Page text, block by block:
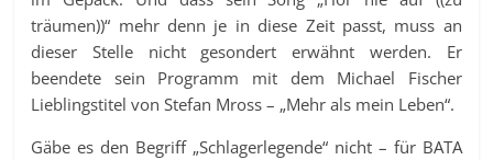
träumen))“ mehr denn je in diese Zeit passt, muss an
dieser Stelle nicht gesondert erwähnt werden. Er
beendete sein Programm mit dem Michael Fischer
Lieblingstitel von Stefan Mross – „Mehr als mein Leben“.
Gäbe es den Begriff „Schlagerlegende“ nicht – für BATA